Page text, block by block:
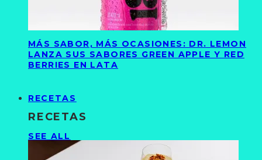
MÁS SABOR, MÁS OCASIONES: DR. LEMON
LANZA SUS SABORES GREEN APPLE Y RED
BERRIES EN LATA
RECETAS
RECETAS
SEE ALL